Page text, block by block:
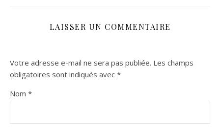
LAISSER UN COMMENTAIRE
Votre adresse e-mail ne sera pas publiée. Les champs
obligatoires sont indiqués avec *
Nom *